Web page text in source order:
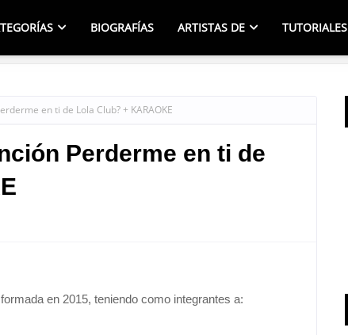
BIOGRAFÍAS ARTISTAS DE TUTORIALES
en ti de Lola Club? + KARAOKE
Perderme en ti de
en 2015, teniendo como integrantes a: